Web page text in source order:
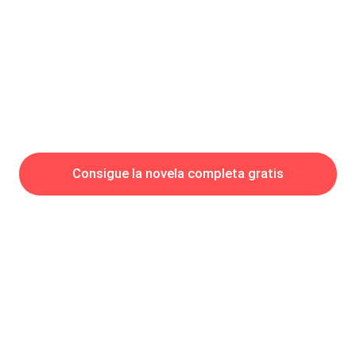
Consigue la novela completa gratis